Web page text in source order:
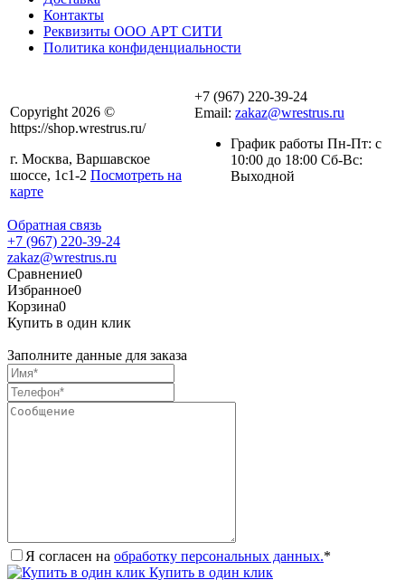
Контакты
Реквизиты ООО АРТ СИТИ
Политика конфиденциальности
Copyright 2026 ©
https://shop.wrestrus.ru/
г. Москва, Варшавское
шоссе, 1с1-2 Посмотреть на
карте
+7 (967) 220-39-24
Email: zakaz@wrestrus.ru
График работы Пн-Пт: с
10:00 до 18:00 Сб-Вс:
Выходной
Обратная связь
+7 (967) 220-39-24
zakaz@wrestrus.ru
Сравнение0
Избранное0
Корзина0
Купить в один клик
Заполните данные для заказа
Я согласен на обработку персональных данных.*
Купить в один клик